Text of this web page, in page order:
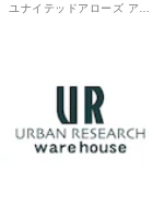
OUTLET
ユナイテッドアローズ アウ